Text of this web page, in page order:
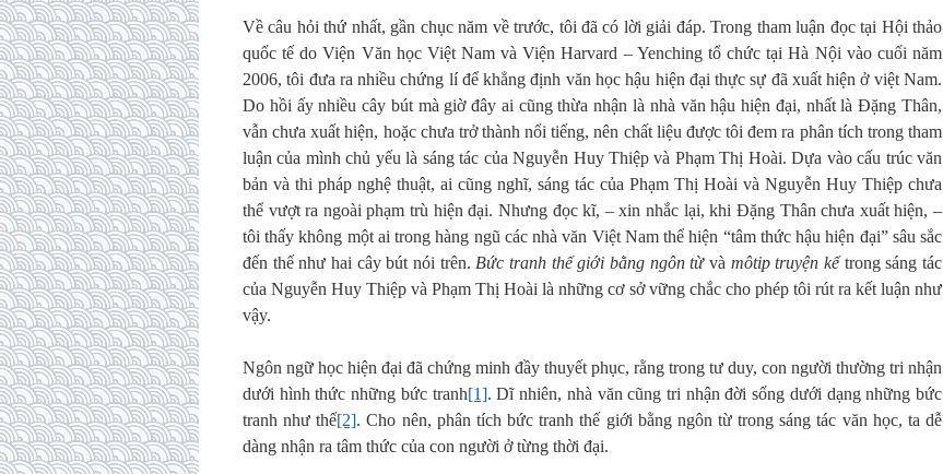
Về câu hỏi thứ nhất, gần chục năm về trước, tôi đã có lời giải đáp. Trong tham luận đọc tại Hội thảo
quốc tế do Viện Văn học Việt Nam và Viện Harvard – Yenching tổ chức tại Hà Nội vào cuối năm
2006, tôi đưa ra nhiều chứng lí để khẳng định văn học hậu hiện đại thực sự đã xuất hiện ở việt Nam.
Do hồi ấy nhiều cây bút mà giờ đây ai cũng thừa nhận là nhà văn hậu hiện đại, nhất là Đặng Thân,
vẫn chưa xuất hiện, hoặc chưa trở thành nổi tiếng, nên chất liệu được tôi đem ra phân tích trong tham
luận của mình chủ yếu là sáng tác của Nguyễn Huy Thiệp và Phạm Thị Hoài. Dựa vào cấu trúc văn
bản và thi pháp nghệ thuật, ai cũng nghĩ, sáng tác của Phạm Thị Hoài và Nguyễn Huy Thiệp chưa
thể vượt ra ngoài phạm trù hiện đại. Nhưng đọc kĩ, – xin nhắc lại, khi Đặng Thân chưa xuất hiện, –
tôi thấy không một ai trong hàng ngũ các nhà văn Việt Nam thể hiện “tâm thức hậu hiện đại” sâu sắc
đến thế như hai cây bút nói trên. Bức tranh thế giới bằng ngôn từvà môtip truyện kểtrong sáng tác
của Nguyễn Huy Thiệp và Phạm Thị Hoài là những cơ sở vững chắc cho phép tôi rút ra kết luận như
vậy.
Ngôn ngữ học hiện đại đã chứng minh đầy thuyết phục, rằng trong tư duy, con người thường tri nhận
dưới hình thức những bức tranh[1]. Dĩ nhiên, nhà văn cũng tri nhận đời sống dưới dạng những bức
tranh như thế[2]. Cho nên, phân tích bức tranh thế giới bằng ngôn từ trong sáng tác văn học, ta dễ
dàng nhận ra tâm thức của con người ở từng thời đại.